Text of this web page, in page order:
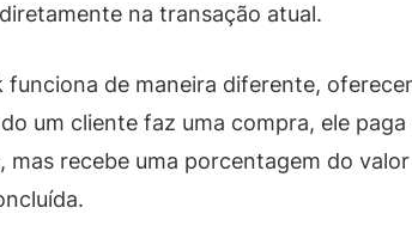
na transação atual.
de maneira diferente,
um cliente faz uma compra, ele
mas recebe uma porcentagem do